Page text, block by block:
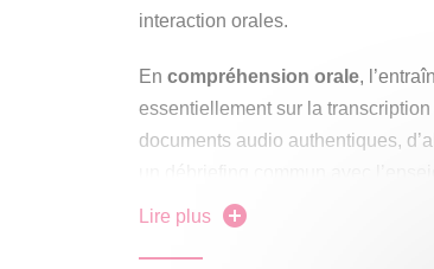
interaction orales.
En compréhension orale,
essentiellement sur la
documents audio authentiques,
certains mots, pourtant souvent
Lire plus